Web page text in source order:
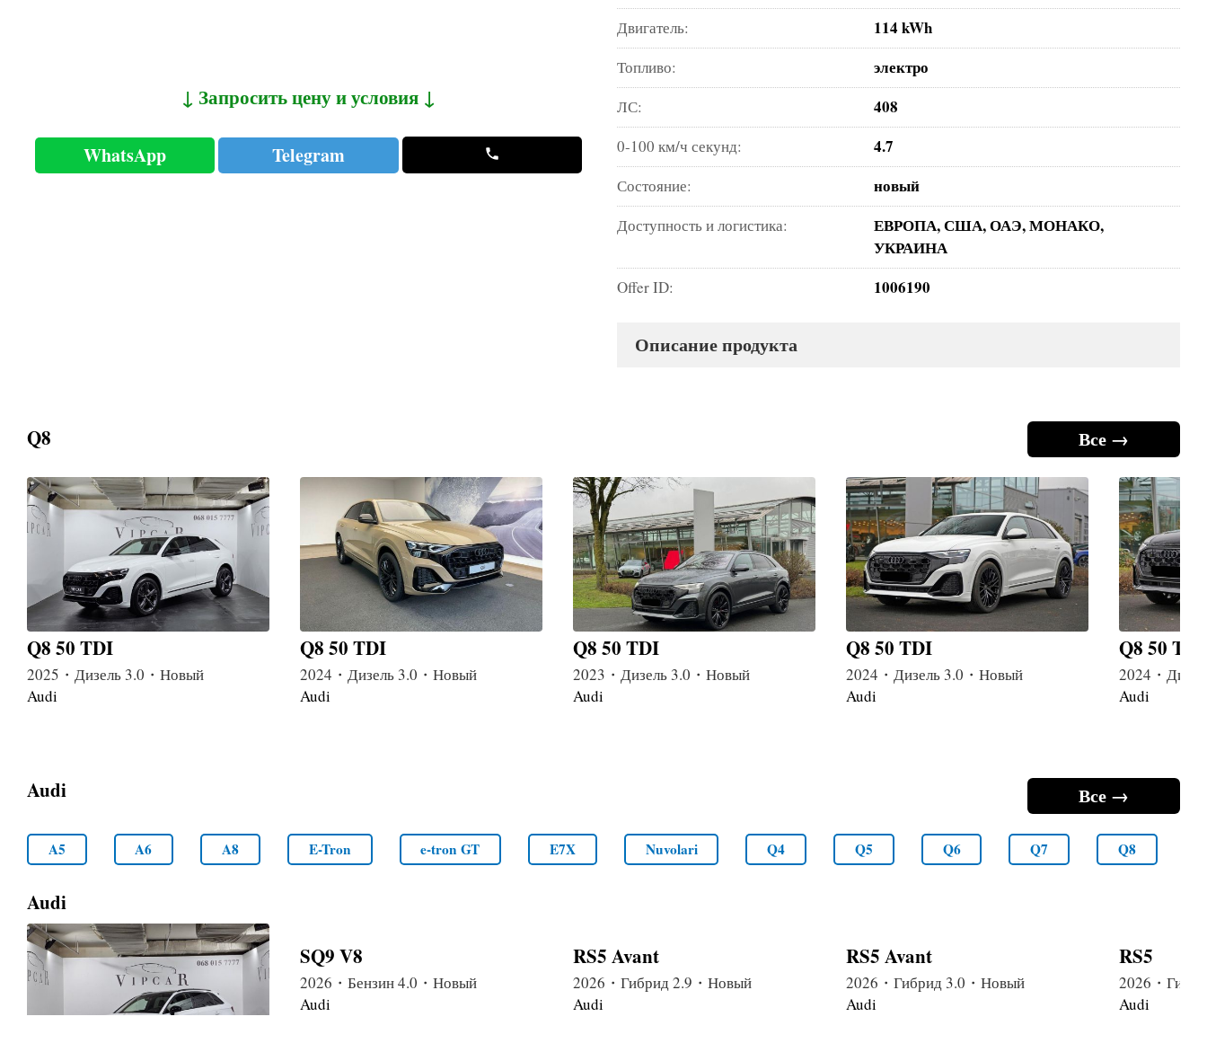
↓ Запросить цену и условия ↓
WhatsApp Telegram
Двигатель: 114 kWh
Топливо: электро
ЛС: 408
0-100 км/ч секунд: 4.7
Состояние: новый
Доступность и логистика:
ЕВРОПА, США, ОАЭ, МОНАКО,
УКРАИНА
Offer ID: 1006190
Описание продукта
Все →
Q8
Q8 50 TDI
2025・Дизель 3.0・Новый
Audi
Q8 50 TDI
2024・Дизель 3.0・Новый
Audi
Q8 50 TDI
2023・Дизель 3.0・Новый
Audi
Q8 50 TDI
2024・Дизель 3.0・Новый
Audi
Q8 50 TDI
2024・
Audi
Все →
Audi
A5 A6 A8 E-Tron e-tron GT E7X Nuvolari Q4 Q5 Q6 Q7 Q8
Audi
SQ9 V8
2026・Бензин 4.0・Новый
Audi
RS5 Avant
2026・Гибрид 2.9・Новый
Audi
RS5 Avant
2026・Гибрид 3.0・Новый
Audi
RS5
2026・
Audi